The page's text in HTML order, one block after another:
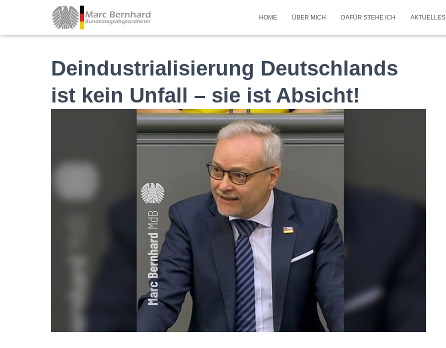
HOME ÜBER MICH DAFÜR STEHE ICH AKTUELLES
Deindustrialisierung Deutschlands
ist kein Unfall – sie ist Absicht!